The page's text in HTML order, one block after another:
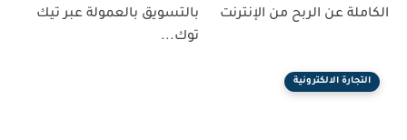
الكاملة عن الربح من الإنترنت
بالتسويق بالعمولة عبر تيك
توك...
التجارة الالكترونية